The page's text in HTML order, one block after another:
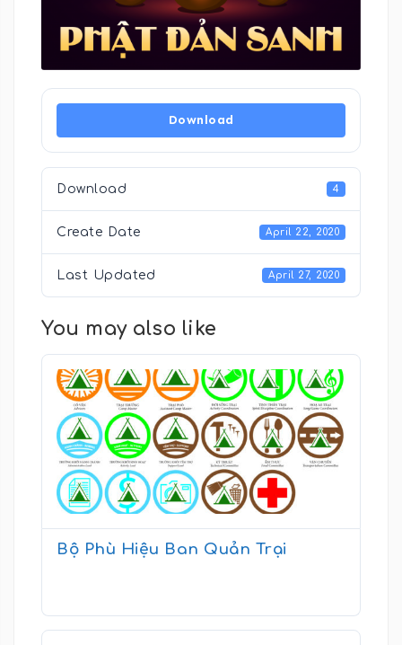
Download
Download 4
Create Date April 22, 2020
Last Updated April 27, 2020
You may also like
Bộ Phù Hiệu Ban Quản Trại